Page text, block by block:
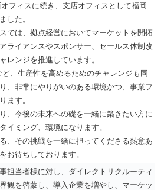
フィスに続き、支店オフィスとして福岡
した。
では、拠点経営においてマーケットを開拓
ライアンスやスポンサー、セールス体制改
レンジを推進しています。
、生産性を高めるためのチャレンジも同
、非常にやりがいのある環境かつ、事業フ
ます。
、今後の未来への礎を一緒に築きたい方に
イミング、環境になります。
、その挑戦を一緒に担ってくださる熱意あ
お待ちしております。
担当者様に対し、ダイレクトリクルーティ
観を啓蒙し、導入企業を増やし、マーケッ